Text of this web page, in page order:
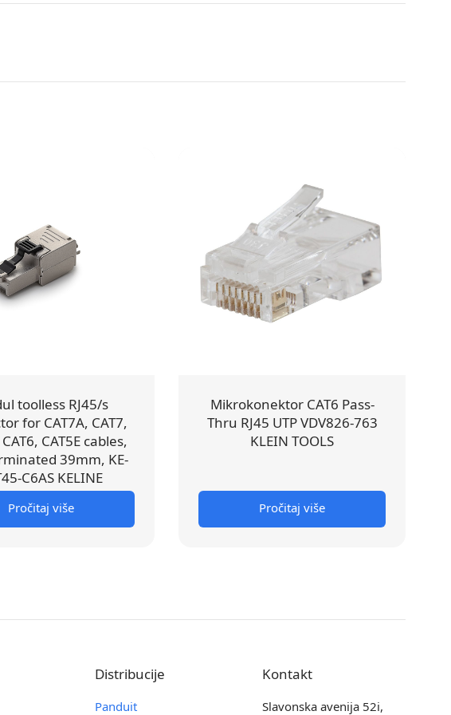
toolless RJ45/s
for CAT7A, CAT7,
CAT5E cables,
39mm, KE-
C6AS KELINE
Pročitaj više
Mikrokonektor CAT6 Pass-
Thru RJ45 UTP VDV826-763
KLEIN TOOLS
Pročitaj više
Distribucije
Panduit
Kontakt
Slavonska avenija 52i,